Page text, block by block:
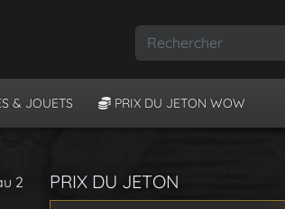
& JOUETS PRIX DU JETON WOW
2
PRIX DU JETON